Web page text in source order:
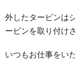
外したタービンは
ービンを取り付け
いつもお仕事をい